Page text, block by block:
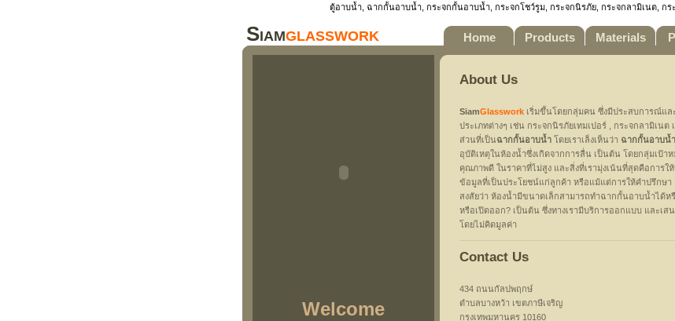
ตู้อาบน้ำ, ฉากกั้นอาบน้ำ, กระจกกั้นอาบน้ำ, กระจกโชว์รูม, กระจกนิรภัย, กระจกลามิเนต, กร
Siamglasswork Home Products Materials
Welcome
About Us
SiamGlasswork เริ่มขึ้นโดยกลุ่มคน ซึ่งมีประสบการณ์แ
ประเภทต่างๆ เช่น กระจกนิรภัยเทมเปอร์ , กระจกลามิเนต
ส่วนที่เป็นฉากกั้นอาบน้ำ โดยเราเล็งเห็นว่า ฉากกั้นอาบน้ำ
อุบัติเหตุในห้องน้ำซึ่งเกิดจากการลื่น เป็นต้น โดยกลุ่มเป้า
คุณภาพดี ในราคาที่ไม่สูง และสิ่งที่เรามุ่งเน้นที่สุดคือการใ
ข้อมูลที่เป็นประโยชน์แก่ลูกค้า หรือแม้แต่การให้คำปรึกษา
สงสัยว่า ห้องน้ำมีขนาดเล็กสามารถทำฉากกั้นอาบน้ำได้ห
หรือเปิดออก? เป็นต้น ซึ่งทางเรามีบริการออกแบบ และเ
โดยไม่คิดมูลค่า
Contact Us
434 ถนนกัลปพฤกษ์
ตำบลบางหว้า เขตภาษีเจริญ
กรุงเทพมหานคร 10160